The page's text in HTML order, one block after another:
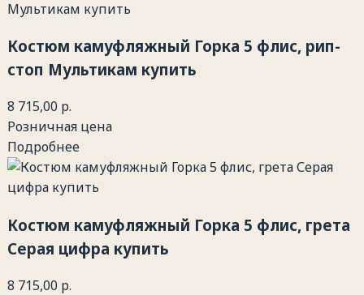
Костюм камуфляжный Горка 5 флис, рип-
стоп Мультикам купить
8 715,00 р.
Розничная цена
Подробнее
Костюм камуфляжный Горка 5 флис, грета
Серая цифра купить
8 715,00 р.